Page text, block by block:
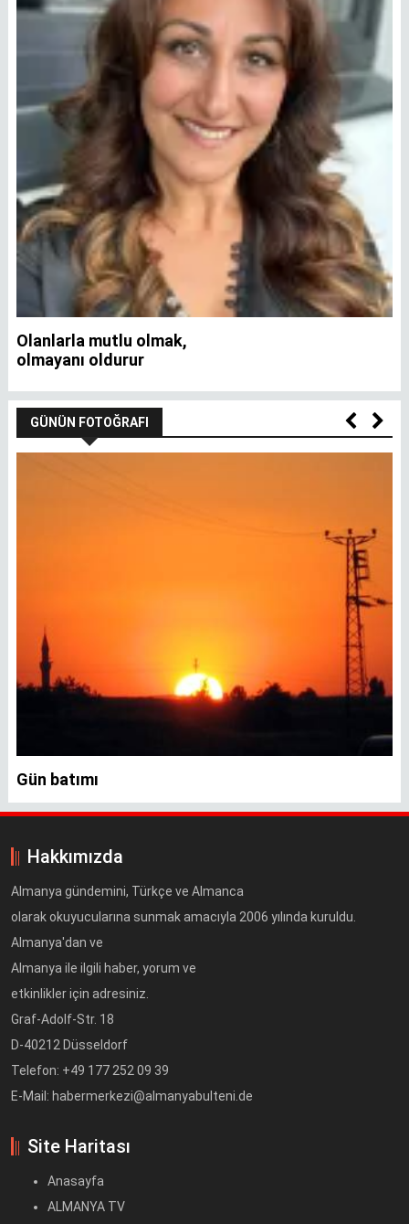
Olanlarla mutlu olmak,
olmayanı oldurur
GÜNÜN FOTOĞRAFI
Gün batımı
Hakkımızda
Almanya gündemini, Türkçe ve Almanca
olarak okuyucularına sunmak amacıyla 2006 yılında kuruldu.
Almanya'dan ve
Almanya ile ilgili haber, yorum ve
etkinlikler için adresiniz.
Graf-Adolf-Str. 18
D-40212 Düsseldorf
Telefon: +49 177 252 09 39
E-Mail: habermerkezi@almanyabulteni.de
Site Haritası
Anasayfa
ALMANYA TV